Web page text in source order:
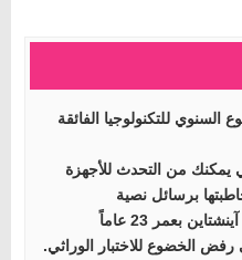
للتكنولوجيا الفائقة
من التحدث للأجهزة
برسائل نصية
بعمر 23 عاماً
الخضوع للاختبار الوراثي.